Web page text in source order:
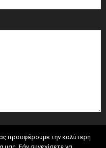
προσφέρουμε την καλύτερη